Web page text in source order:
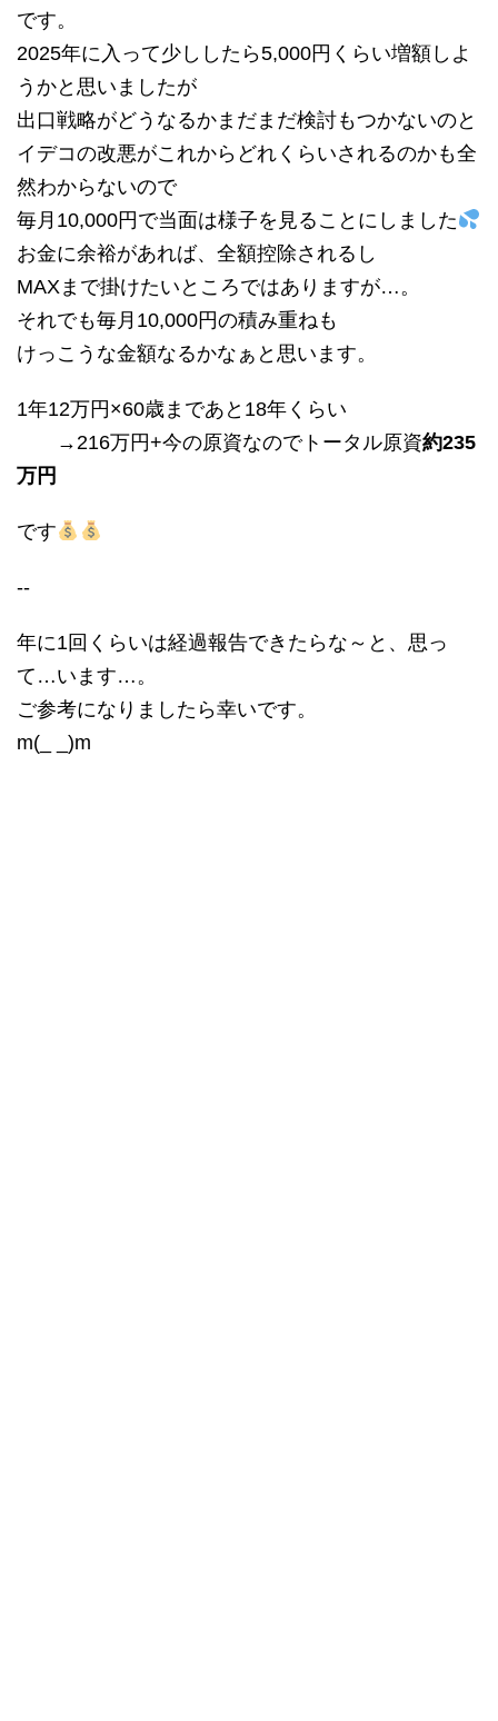
です。
2025年に入って少ししたら5,000円くらい増額しよ
うかと思いましたが
出口戦略がどうなるかまだまだ検討もつかないのと
イデコの改悪がこれからどれくらいされるのかも全
然わからないので
毎月10,000円で当面は様子を見ることにしました
お金に余裕があれば、全額控除されるし
MAXまで掛けたいところではありますが…。
それでも毎月10,000円の積み重ねも
けっこうな金額なるかなぁと思います。
1年12万円×60歳まであと18年くらい
→216万円+今の原資なのでトータル原資約235
万円
です
--
年に1回くらいは経過報告できたらな～と、思っ
て…います…。
ご参考になりましたら幸いです。
m(_ _)m